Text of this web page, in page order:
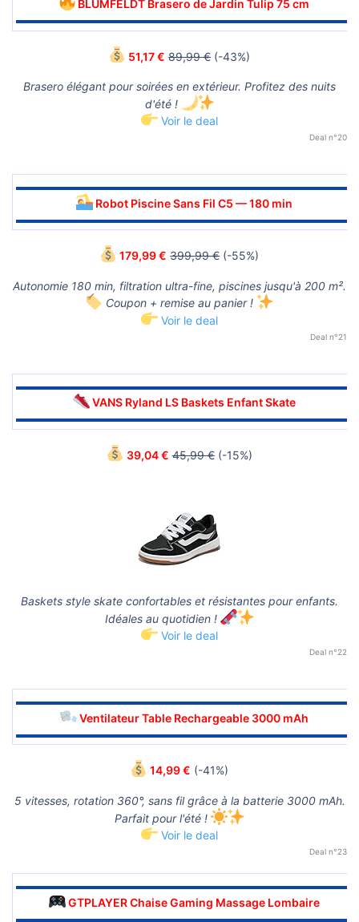
BLUMFELDT Brasero de Jardin Tulip 75 cm
▬▬▬▬▬▬▬▬▬▬▬▬▬▬▬▬▬▬▬▬▬▬▬▬▬▬▬▬▬▬
51,17 € 89,99 €(-43%)
Brasero élégant pour soirées en extérieur. Profitez des nuits
d'été !
Voir le deal
Deal n°20
▬▬▬▬▬▬▬▬▬▬▬▬▬▬▬▬▬▬▬▬▬▬▬▬▬▬▬▬▬▬
Robot Piscine Sans Fil C5 — 180 min
▬▬▬▬▬▬▬▬▬▬▬▬▬▬▬▬▬▬▬▬▬▬▬▬▬▬▬▬▬▬
179,99 € 399,99 €(-55%)
Autonomie 180 min, filtration ultra-fine, piscines jusqu'à 200 m².
Coupon + remise au panier !
Voir le deal
Deal n°21
▬▬▬▬▬▬▬▬▬▬▬▬▬▬▬▬▬▬▬▬▬▬▬▬▬▬▬▬▬▬
VANS Ryland LS Baskets Enfant Skate
▬▬▬▬▬▬▬▬▬▬▬▬▬▬▬▬▬▬▬▬▬▬▬▬▬▬▬▬▬▬
39,04 € 45,99 €(-15%)
Baskets style skate confortables et résistantes pour enfants.
Idéales au quotidien !
Voir le deal
Deal n°22
▬▬▬▬▬▬▬▬▬▬▬▬▬▬▬▬▬▬▬▬▬▬▬▬▬▬▬▬▬▬
Ventilateur Table Rechargeable 3000 mAh
▬▬▬▬▬▬▬▬▬▬▬▬▬▬▬▬▬▬▬▬▬▬▬▬▬▬▬▬▬▬
14,99 € (-41%)
5 vitesses, rotation 360°, sans fil grâce à la batterie 3000 mAh.
Parfait pour l'été !
Voir le deal
Deal n°23
▬▬▬▬▬▬▬▬▬▬▬▬▬▬▬▬▬▬▬▬▬▬▬▬▬▬▬▬▬▬
GTPLAYER Chaise Gaming Massage Lombaire
▬▬▬▬▬▬▬▬▬▬▬▬▬▬▬▬▬▬▬▬▬▬▬▬▬▬▬▬▬▬